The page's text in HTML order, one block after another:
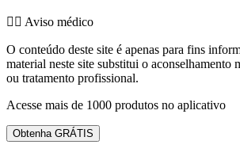
👨‍⚕️️ Aviso médico
O conteúdo deste site é apenas para fins
material neste site substitui o aconselhamento
ou tratamento profissional.
Acesse mais de 1000 produtos no aplicativo
Obtenha GRÁTIS